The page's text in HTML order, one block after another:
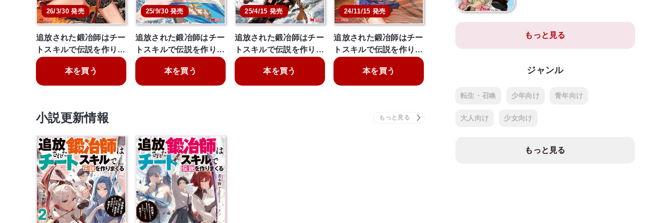
26/3/30 発売
追放された鍛冶師はチー
トスキルで伝説を作り…
本を買う
25/9/30 発売
追放された鍛冶師はチー
トスキルで伝説を作り…
本を買う
25/4/15 発売
追放された鍛冶師はチー
トスキルで伝説を作り…
本を買う
24/11/15 発売
追放された鍛冶師はチー
トスキルで伝説を作り…
本を買う
小説更新情報
もっと見る
ジャンル
転生・召喚 少年向け 青年向け
大人向け 少女向け
もっと見る